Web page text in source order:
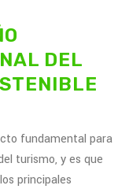
DEL
fundamental para
turismo, y es que
principales